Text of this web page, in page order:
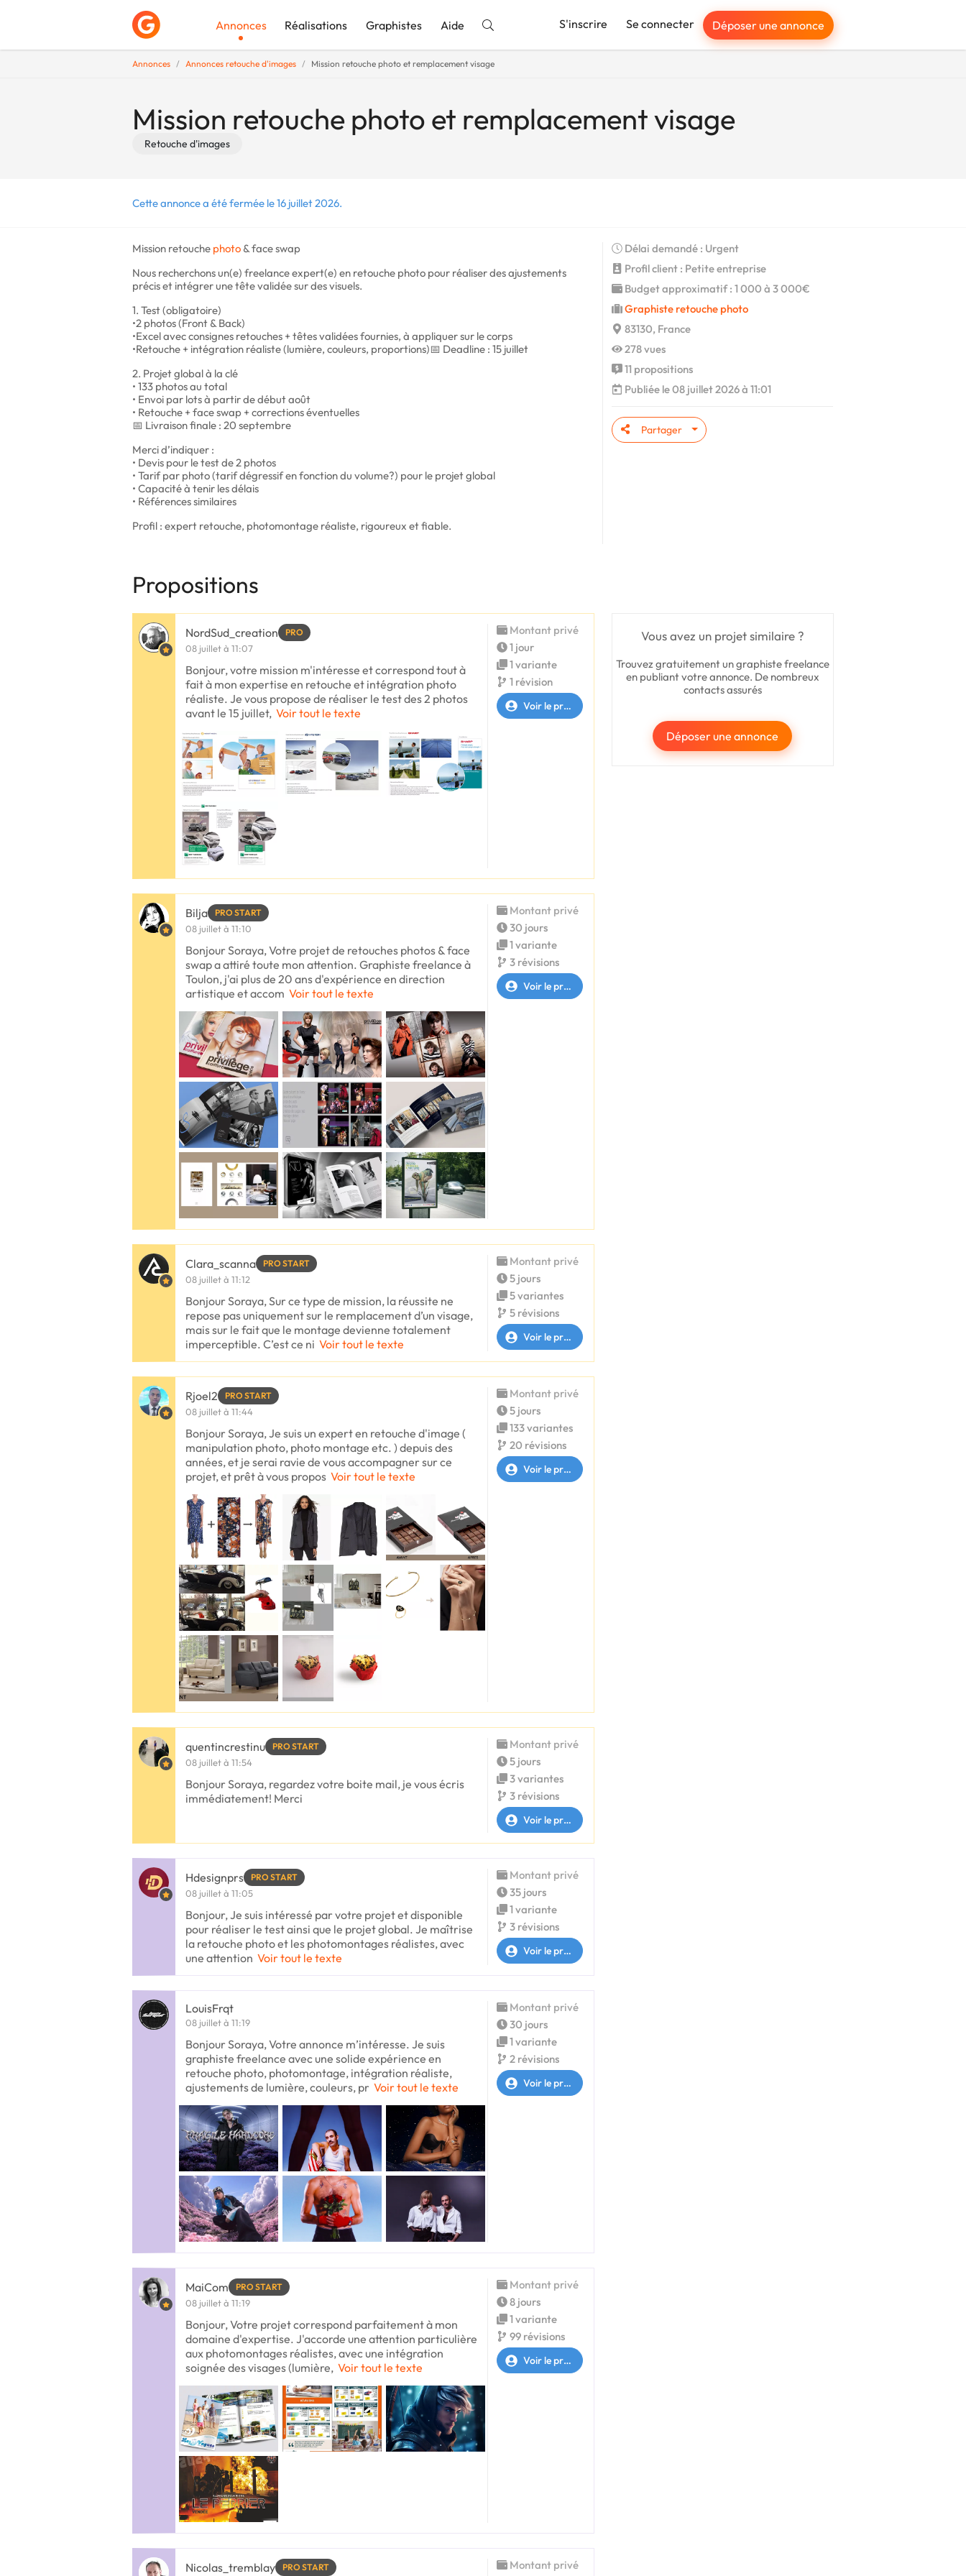
Annonces Réalisations Graphistes Aide S'inscrire Se connecter Déposer une annonce
Annonces Annonces retouche d'images Mission retouche photo et remplacement visage
Mission retouche photo et remplacement visage
Retouche d'images
Cette annonce a été fermée le 16 juillet 2026.
Mission retouche photo & face swap
Nous recherchons un(e) freelance expert(e) en retouche photo pour réaliser des ajustements
précis et intégrer une tête validée sur des visuels.
1. Test (obligatoire)
•2 photos (Front & Back)
•Excel avec consignes retouches + têtes validées fournies, à appliquer sur le corps
•Retouche + intégration réaliste (lumière, couleurs, proportions)📅 Deadline : 15 juillet
2. Projet global à la clé
• 133 photos au total
• Envoi par lots à partir de début août
• Retouche + face swap + corrections éventuelles
📅 Livraison finale : 20 septembre
Merci d’indiquer :
• Devis pour le test de 2 photos
• Tarif par photo (tarif dégressif en fonction du volume?) pour le projet global
• Capacité à tenir les délais
• Références similaires
Profil : expert retouche, photomontage réaliste, rigoureux et fiable.
Délai demandé : Urgent
Profil client : Petite entreprise
Budget approximatif : 1 000 à 3 000€
Graphiste retouche photo
83130, France
278 vues
11 propositions
Publiée le 08 juillet 2026 à 11:01
Partager
Propositions
Vous avez un projet similaire ?
Trouvez gratuitement un graphiste freelance
en publiant votre annonce. De nombreux
contacts assurés
Déposer une annonce
NordSud_creation PRO
08 juillet à 11:07
Bonjour, votre mission m'intéresse et correspond tout à
fait à mon expertise en retouche et intégration photo
réaliste. Je vous propose de réaliser le test des 2 photos
avant le 15 juillet, Voir tout le texte
Montant privé
1 jour
1 variante
1 révision
Voir le profil
Bilja PRO START
08 juillet à 11:10
Bonjour Soraya, Votre projet de retouches photos & face
swap a attiré toute mon attention. Graphiste freelance à
Toulon, j'ai plus de 20 ans d'expérience en direction
artistique et accom Voir tout le texte
Montant privé
30 jours
1 variante
3 révisions
Voir le profil
Clara_scanna PRO START
08 juillet à 11:12
Bonjour Soraya, Sur ce type de mission, la réussite ne
repose pas uniquement sur le remplacement d’un visage,
mais sur le fait que le montage devienne totalement
imperceptible. C’est ce ni Voir tout le texte
Montant privé
5 jours
5 variantes
5 révisions
Voir le profil
Rjoel2 PRO START
08 juillet à 11:44
Bonjour Soraya, Je suis un expert en retouche d'image (
manipulation photo, photo montage etc. ) depuis des
années, et je serai ravie de vous accompagner sur ce
projet, et prêt à vous propos Voir tout le texte
Montant privé
5 jours
133 variantes
20 révisions
Voir le profil
quentincrestinu PRO START
08 juillet à 11:54
Bonjour Soraya, regardez votre boite mail, je vous écris
immédiatement! Merci
Montant privé
5 jours
3 variantes
3 révisions
Voir le profil
Hdesignprs PRO START
08 juillet à 11:05
Bonjour, Je suis intéressé par votre projet et disponible
pour réaliser le test ainsi que le projet global. Je maîtrise
la retouche photo et les photomontages réalistes, avec
une attention Voir tout le texte
Montant privé
35 jours
1 variante
3 révisions
Voir le profil
LouisFrqt
08 juillet à 11:19
Bonjour Soraya, Votre annonce m’intéresse. Je suis
graphiste freelance avec une solide expérience en
retouche photo, photomontage, intégration réaliste,
ajustements de lumière, couleurs, pr Voir tout le texte
Montant privé
30 jours
1 variante
2 révisions
Voir le profil
MaiCom PRO START
08 juillet à 11:19
Bonjour, Votre projet correspond parfaitement à mon
domaine d'expertise. J'accorde une attention particulière
aux photomontages réalistes, avec une intégration
soignée des visages (lumière, Voir tout le texte
Montant privé
8 jours
1 variante
99 révisions
Voir le profil
Nicolas_tremblay PRO START
Montant privé